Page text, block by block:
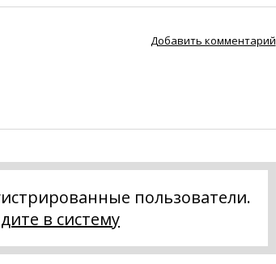
Добавить комментарий
пользователи.
в систему